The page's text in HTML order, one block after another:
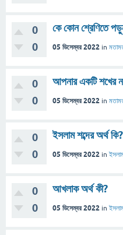
0
0
কে কোন শ্রেণিতে
05 ডিসেম্বর 2022 in
0
0
আপনার একটি শখের
05 ডিসেম্বর 2022 in
0
0
ইসলাম শব্দের অর্থ কি?
05 ডিসেম্বর 2022 in
0
0
আখলাক অর্থ কী?
05 ডিসেম্বর 2022 in